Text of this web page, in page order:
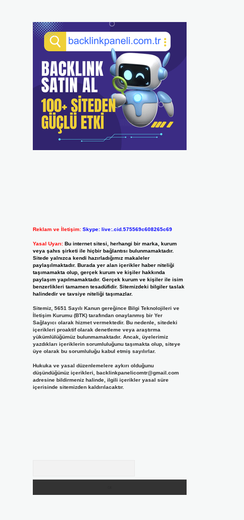
Reklam ve İletişim: Skype: live:.cid.575569c608265c69
Yasal Uyarı: Bu internet sitesi, herhangi bir marka, kurum
veya şahıs şirketi ile hiçbir bağlantısı bulunmamaktadır.
Sitede yalnızca kendi hazırladığımız makaleler
paylaşılmaktadır. Burada yer alan içerikler haber niteliği
taşımamakta olup, gerçek kurum ve kişiler hakkında
paylaşım yapılmamaktadır. Gerçek kurum ve kişiler ile isim
benzerlikleri tamamen tesadüfidir. Sitemizdeki bilgiler taslak
halindedir ve tavsiye niteliği taşımazlar.
Sitemiz, 5651 Sayılı Kanun gereğince Bilgi Teknolojileri ve
İletişim Kurumu (BTK) tarafından onaylanmış bir Yer
Sağlayıcı olarak hizmet vermektedir. Bu nedenle, sitedeki
içerikleri proaktif olarak denetleme veya araştırma
yükümlülüğümüz bulunmamaktadır. Ancak, üyelerimiz
yazdıkları içeriklerin sorumluluğunu taşımakta olup, siteye
üye olarak bu sorumluluğu kabul etmiş sayılırlar.
Hukuka ve yasal düzenlemelere aykırı olduğunu
düşündüğünüz içerikleri, backlinkpanelicomtr@gmail.com
adresine bildirmeniz halinde, ilgili içerikler yasal süre
içerisinde sitemizden kaldırılacaktır.